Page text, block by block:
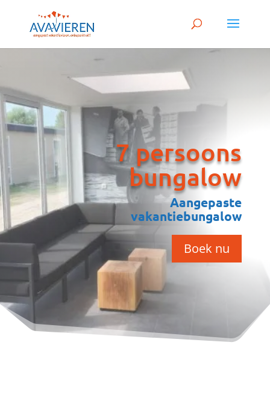
7 persoons
bungalow
Aangepaste
vakantiebungalow
Boek nu